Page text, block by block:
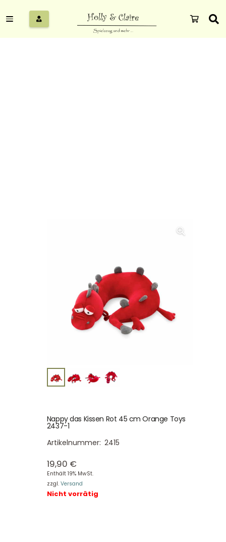
Nappy das Kissen Rot 45 cm Orange Toys
2437-1
Artikelnummer: 2415
19,90 €
Enthält 19% MwSt.
zzgl. Versand
Nicht vorrätig